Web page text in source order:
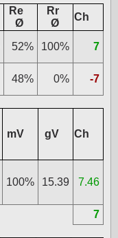
Re
Ø
Rr
Ø
Ch
52% 100% 7
48% 0% -7
mV gV Ch
100% 15.39 7.46
7